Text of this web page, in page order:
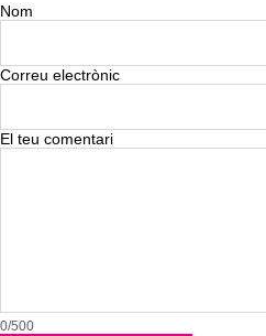
Nom
Correu electrònic
El teu comentari
0/500